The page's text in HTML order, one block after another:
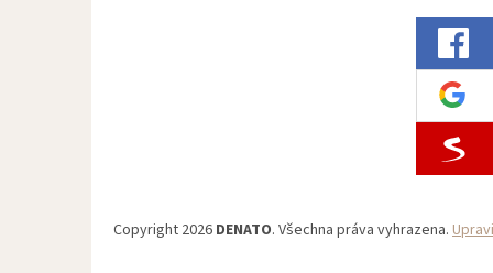
Copyright 2026 DENATO. Všechna práva vyhrazena.